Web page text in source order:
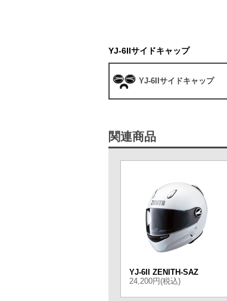
YJ-6IIサイドキャップ
YJ-6IIサイドキャップ
関連商品
YJ-6II ZENITH-SAZ
24,200円(税込)